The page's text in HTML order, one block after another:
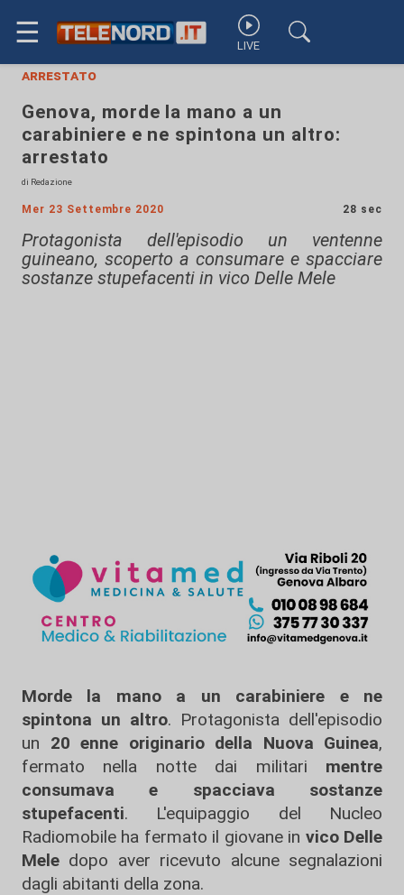
☰ LIVE
arrestato
Genova, morde la mano a un
carabiniere e ne spintona un altro:
arrestato
di Redazione
Mer 23 Settembre 2020 28 sec
Protagonista dell'episodio un ventenne
guineano, scoperto a consumare e spacciare
sostanze stupefacenti in vico Delle Mele
Morde la mano a un carabiniere e ne
spintona un altro. Protagonista dell'episodio
un 20 enne originario della Nuova Guinea,
fermato nella notte dai militari mentre
consumava e spacciava sostanze
stupefacenti. L'equipaggio del Nucleo
Radiomobile ha fermato il giovane in vico Delle
Mele dopo aver ricevuto alcune segnalazioni
dagli abitanti della zona.